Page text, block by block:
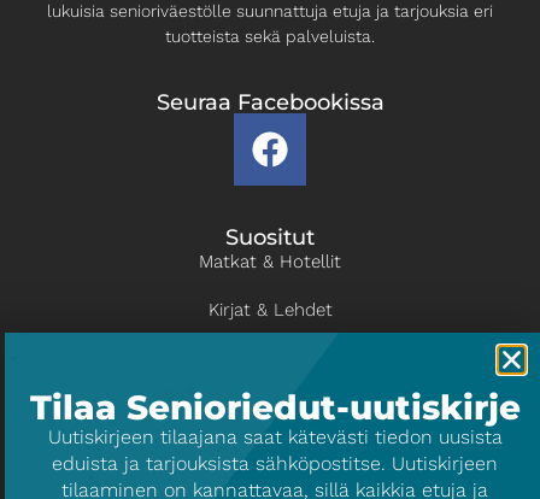
lukuisia senioriväestölle suunnattuja etuja ja ​tarjouksia eri
tuotteista sekä palveluista.
Seuraa Facebookissa
Suositut
Matkat & Hotellit
Kirjat & Lehdet
Liikunta
Info
Tilaa Senioriedut-uutiskirje
​Uutiskirjeen tilaajana saat kätevästi tiedon uusista
eduista ja tarjouksista sähköpostitse. Uutiskirjeen
tilaaminen on kannattavaa, sillä kaikkia etuja ja